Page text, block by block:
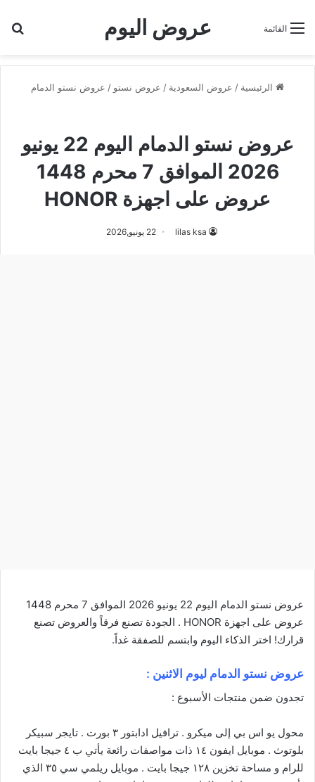
عروض اليوم القائمة
الرئيسية / عروض السعودية / عروض نستو / عروض نستو الدمام
عروض نستو الدمام اليوم 22 يونيو
2026 الموافق 7 محرم 1448
عروض على اجهزة HONOR
lilas ksa 22 يونيو,2026
عروض نستو الدمام اليوم 22 يونيو 2026 الموافق 7 محرم 1448
عروض على اجهزة HONOR . الجودة تصنع فرقاً والعروض تصنع
قرارك! اختر الذكاء اليوم وابتسم للصفقة غداً.
عروض نستو الدمام ليوم الاثنين :
تجدون ضمن منتجات الأسبوع :
محول يو اس بي إلى ميكرو . ترافيل ادابتور ٣ بورت . تايجر سبيكر
بلوتوث . موبايل ايفون ١٤ ذات مواصفات رائعة يأتي ب ٤ جيجا بايت
للرام و مساحة تخزين ١٢٨ جيجا بايت . موبايل ريلمي سي ٣٥ الذي